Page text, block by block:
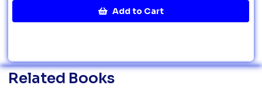
Add to Cart
Related Books